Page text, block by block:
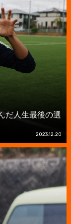
だ人生最後の選
2023.12.20